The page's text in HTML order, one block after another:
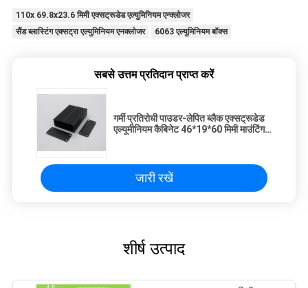
110x 69.8x23.6 मिमी एक्सट्रूडेड एल्युमिनियम एन्क्लोजर
सैंड ब्लास्टिंग एक्सट्रा एल्युमिनियम एनक्लोजर
6063 एल्युमिनियम बॉक्स
सबसे उत्तम प्रतिदान प्राप्त करें
गर्मी प्रतिरोधी पाउडर-लेपित ब्लैक एक्सट्रूडेड
एल्यूमीनियम कैबिनेट 46*19*60 मिमी माउंटिंग
जारी रखें
शीर्ष उत्पाद